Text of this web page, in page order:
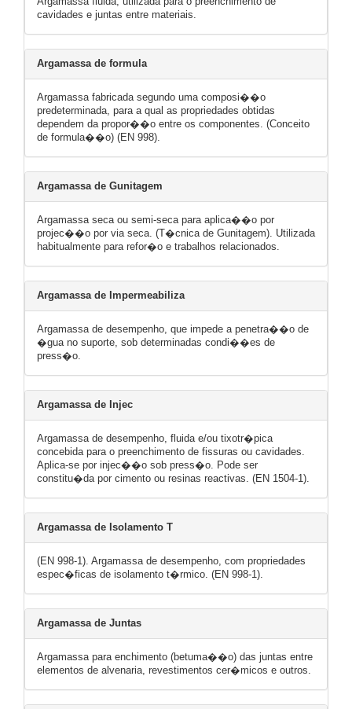
cavidades e juntas entre materiais.
Argamassa de formula
Argamassa fabricada segundo uma composi��o
predeterminada, para a qual as propriedades obtidas
dependem da propor��o entre os componentes. (Conceito
de formula��o) (EN 998).
Argamassa de Gunitagem
Argamassa seca ou semi-seca para aplica��o por
projec��o por via seca. (T�cnica de Gunitagem). Utilizada
habitualmente para refor�o e trabalhos relacionados.
Argamassa de Impermeabiliza
Argamassa de desempenho, que impede a penetra��o de
�gua no suporte, sob determinadas condi��es de
press�o.
Argamassa de Injec
Argamassa de desempenho, fluida e/ou tixotr�pica
concebida para o preenchimento de fissuras ou cavidades.
Aplica-se por injec��o sob press�o. Pode ser
constitu�da por cimento ou resinas reactivas. (EN 1504-1).
Argamassa de Isolamento T
(EN 998-1). Argamassa de desempenho, com propriedades
espec�ficas de isolamento t�rmico. (EN 998-1).
Argamassa de Juntas
Argamassa para enchimento (betuma��o) das juntas entre
elementos de alvenaria, revestimentos cer�micos e outros.